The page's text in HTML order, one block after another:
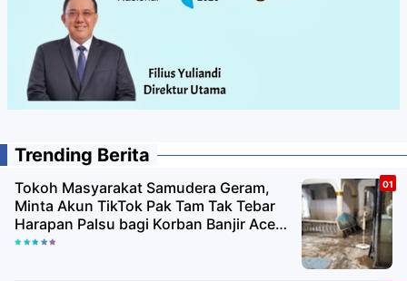
Trending Berita
Tokoh Masyarakat Samudera Geram,
Minta Akun TikTok Pak Tam Tak Tebar
Harapan Palsu bagi Korban Banjir Aceh
Utara